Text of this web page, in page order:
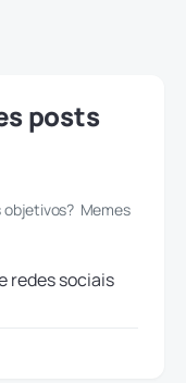
posts
objetivos? Memes